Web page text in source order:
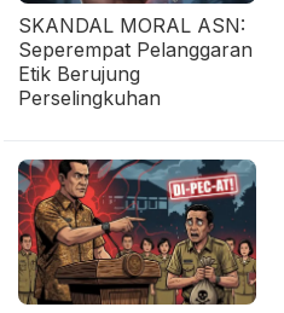
SKANDAL MORAL ASN:
Seperempat Pelanggaran
Etik Berujung
Perselingkuhan